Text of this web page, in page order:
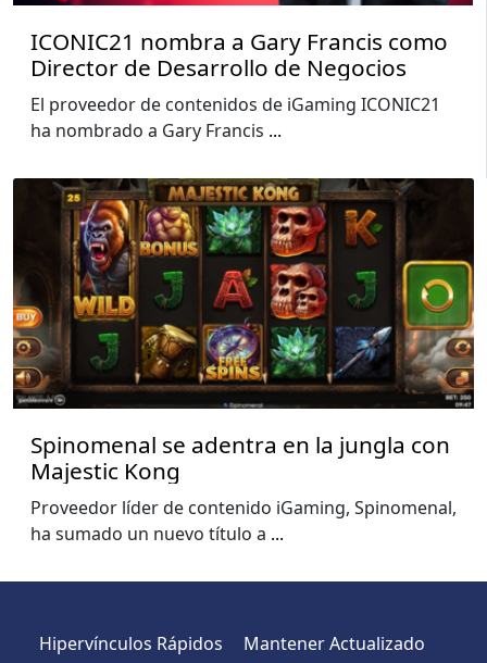
ICONIC21 nombra a Gary Francis como
Director de Desarrollo de Negocios
El proveedor de contenidos de iGaming ICONIC21
ha nombrado a Gary Francis ...
Spinomenal se adentra en la jungla con
Majestic Kong
Proveedor líder de contenido iGaming, Spinomenal,
ha sumado un nuevo título a ...
Hipervínculos Rápidos
Mantener Actualizado